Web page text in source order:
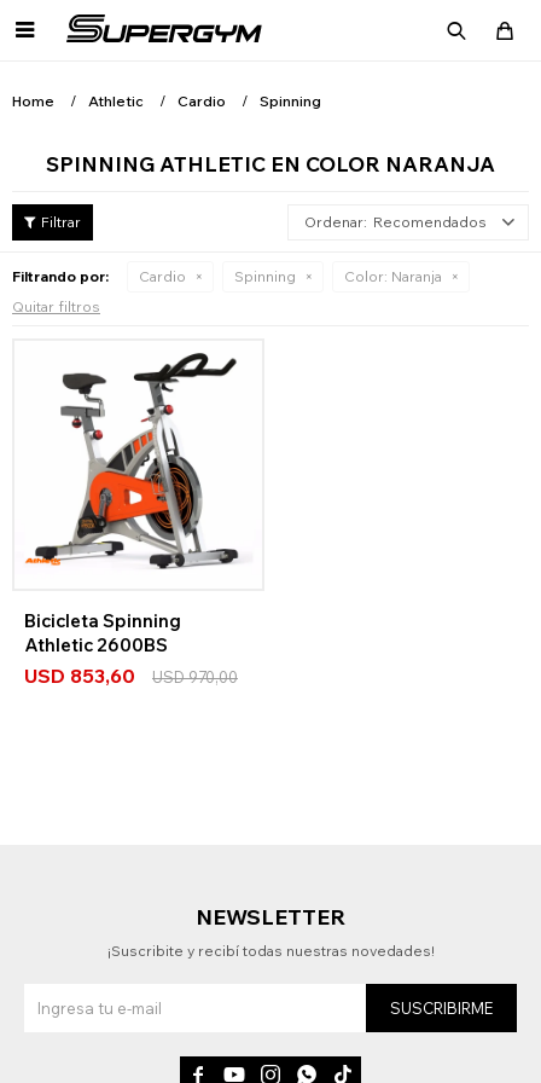

Home Athletic Cardio Spinning
SPINNING ATHLETIC EN COLOR NARANJA
Recomendados
Filtrando por: Cardio Spinning Color: Naranja
Quitar filtros
Bicicleta Spinning
Athletic 2600BS
USD 853,60 USD970,00
NEWSLETTER
¡Suscribite y recibí todas nuestras novedades!
SUSCRIBIRME
    